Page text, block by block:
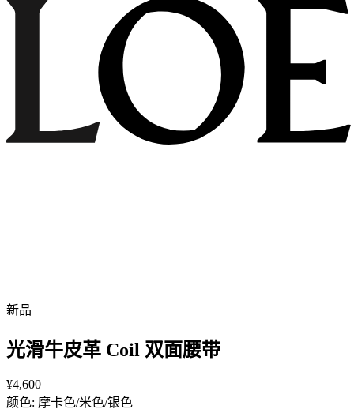
新品
光滑牛皮革 Coil 双面腰带
¥4,600
颜色: 摩卡色/米色/银色